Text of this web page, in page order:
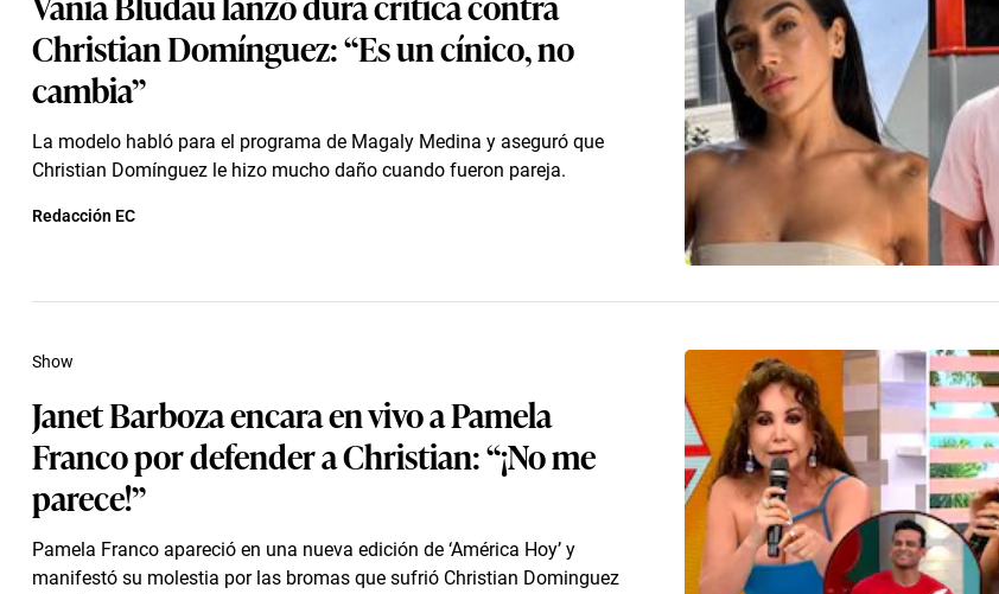
Christian Domínguez: “Es un cínico, no
cambia”
La modelo habló para el programa de Magaly Medina y aseguró que
Christian Domínguez le hizo mucho daño cuando fueron pareja.
Redacción EC
Janet Barboza encara en vivo a Pamela
Franco por defender a Christian: “¡No me
parece!”
Pamela Franco apareció en una nueva edición de ‘América Hoy’ y
manifestó su molestia por las bromas que sufrió Christian Dominguez
Show